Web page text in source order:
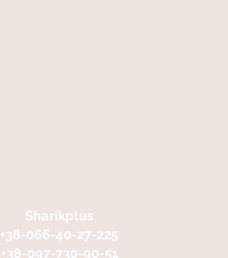
Sharikplus
+38-066-40-27-225
+38-097-730-90-51